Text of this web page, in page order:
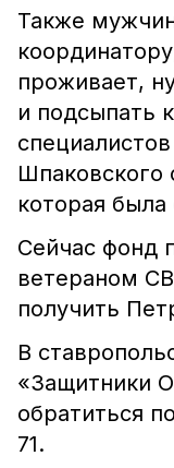
Также
проживает,
и подсыпать
Шпаковского
которая
Сейчас фонд
ветераном
получить
В
«Защитники
обратиться
71.